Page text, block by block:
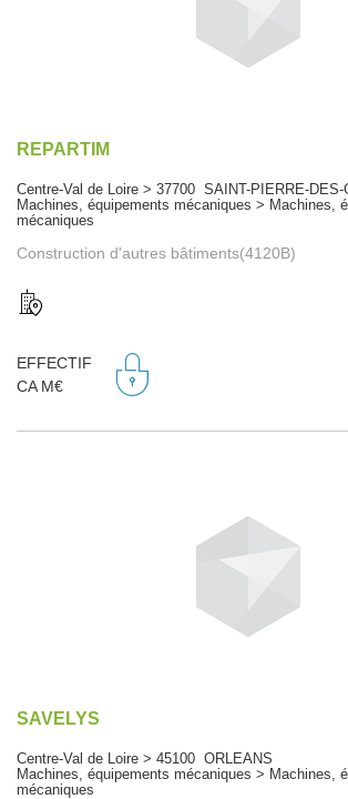
REPARTIM
Centre-Val de Loire > 37700 SAINT-PIERRE-DES-
Machines, équipements mécaniques > Machines,
mécaniques
Construction d'autres bâtiments(4120B)
EFFECTIF
CA M€
SAVELYS
Centre-Val de Loire > 45100 ORLEANS
Machines, équipements mécaniques > Machines,
mécaniques